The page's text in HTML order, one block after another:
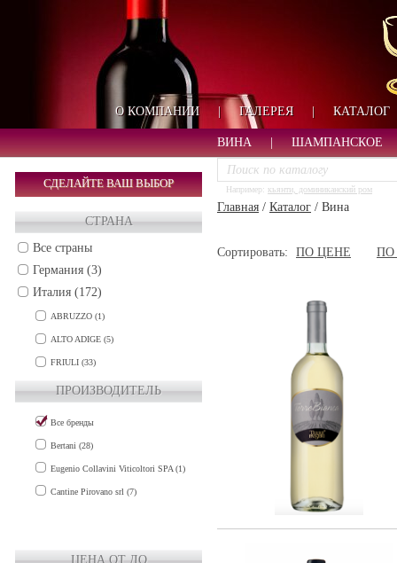
О КОМПАНИИ | ГАЛЕРЕЯ | КАТАЛОГ
ВИНА ШАМПАНСКОЕ
СДЕЛАЙТЕ ВАШ ВЫБОР
СТРАНА
Все страны
Германия (3)
Италия (172)
ABRUZZO (1)
ALTO ADIGE (5)
FRIULI (33)
MARCHE (14)
ПРОИЗВОДИТЕЛЬ
Все бренды
Bertani (28)
Eugenio Collavini Viticoltori SPA (1)
Cantine Pirovano srl (7)
ЦЕНА ОТ ДО
Например: кьянти, доминиканский ром
Главная / Каталог / Вина
Сортировать: ПО ЦЕНЕ ПО